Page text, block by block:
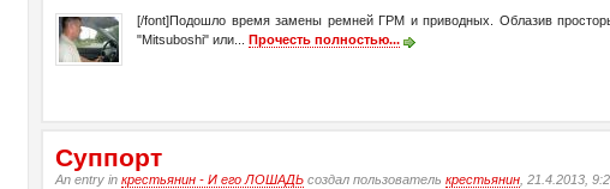
[/font]Подошло время замены ремней ГРМ и приводных. Облазив
"Mitsuboshi" или... Прочесть полностью...
Суппорт
An entry inкрестьянин - И его ЛОШАДЬ создал пользователькрестьянин , 21.4.2013,